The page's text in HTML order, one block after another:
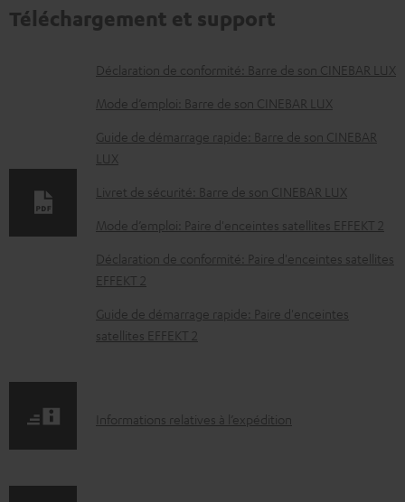
Téléchargement et support
D
o
u
e
n
t
s
t
é
c
Déclaration de conformité: Barre de son CINEBAR LUX
Mode d’emploi: Barre de son CINEBAR LUX
Guide de démarrage rapide: Barre de son CINEBAR
LUX
Livret de sécurité: Barre de son CINEBAR LUX
Mode d’emploi: Paire d'enceintes satellites EFFEKT 2
Déclaration de conformité: Paire d'enceintes satellites
EFFEKT 2
Guide de démarrage rapide: Paire d'enceintes
satellites EFFEKT 2
IInformations relatives à l’expédition